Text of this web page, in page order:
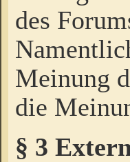
des
Meinung
die
§ 3